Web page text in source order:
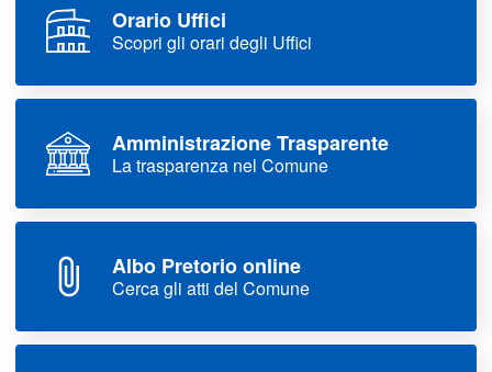
Orario Uffici
Scopri gli orari degli Uffici
Amministrazione Trasparente
La trasparenza nel Comune
Albo Pretorio online
Cerca gli atti del Comune